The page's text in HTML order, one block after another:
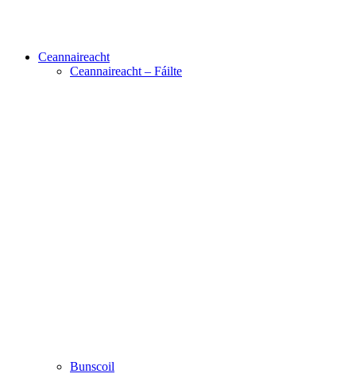
Ceannaireacht
Ceannaireacht – Fáilte
Bunscoil